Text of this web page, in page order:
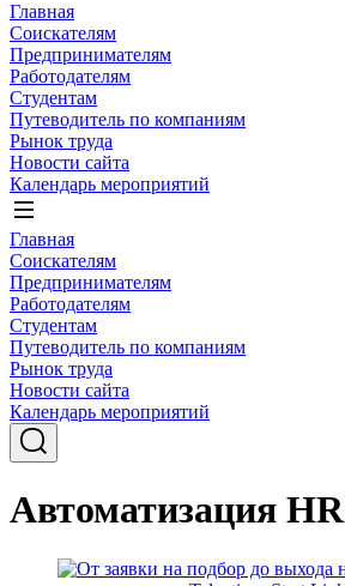
Главная
Соискателям
Предпринимателям
Работодателям
Студентам
Путеводитель по компаниям
Рынок труда
Новости сайта
Календарь мероприятий
Главная
Соискателям
Предпринимателям
Работодателям
Студентам
Путеводитель по компаниям
Рынок труда
Новости сайта
Календарь мероприятий
Автоматизация HR